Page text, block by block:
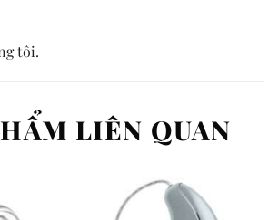
tôi.
LIÊN QUAN